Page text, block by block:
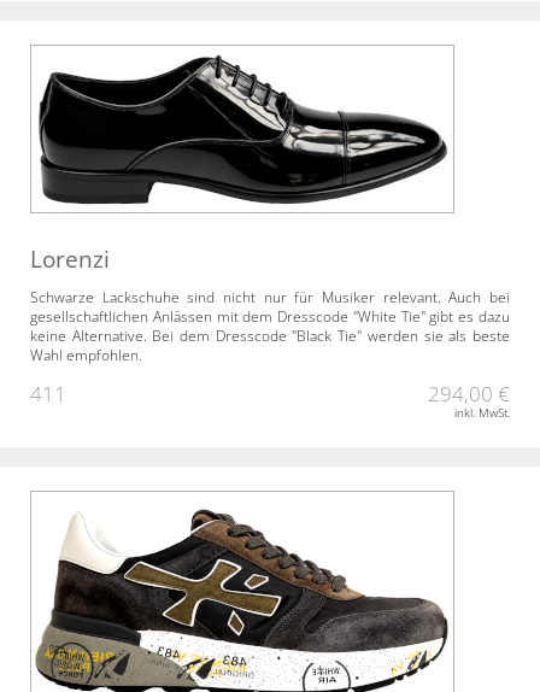
Lorenzi
Schwarze Lackschuhe sind nicht nur für Musiker relevant. Auch bei
gesellschaftlichen Anlässen mit dem Dresscode "White Tie" gibt es dazu
keine Alternative. Bei dem Dresscode "Black Tie" werden sie als beste
Wahl empfohlen.
411 294,00 €
inkl. MwSt.